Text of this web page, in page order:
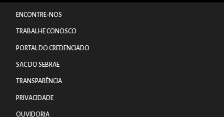
ENCONTRE-NOS
TRABALHE CONOSCO
PORTAL DO CREDENCIADO
SAC DO SEBRAE
TRANSPARÊNCIA
PRIVACIDADE
OUVIDORIA